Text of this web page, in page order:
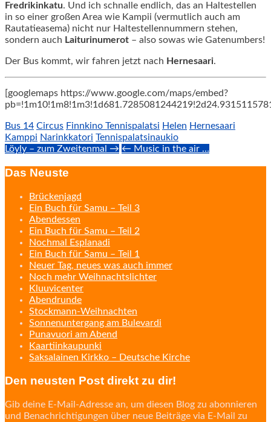
Fredrikinkatu. Und ich schnalle endlich, das an Haltestellen
in so einer großen Area wie Kampii (vermutlich auch am
Rautatieasema) nicht nur Haltestellennummern stehen,
sondern auch Laiturinumerot – also sowas wie Gatenumbers!
Der Bus kommt, wir fahren jetzt nach Hernesaari.
[googlemaps https://www.google.com/maps/embed?
Bus 14 Circus Finnkino Tennispalatsi Helen Hernesaari
Kamppi Narinkkatori Tennispalatsinaukio
Post
navigation
Löyly – zum Zweitenmal → ← Music in the air …
Das Neuste
Brückenjagd
Ein Buch für Samu – Teil 3
Abendessen
Ein Buch für Samu – Teil 2
Nochmal Esplanadi
Ein Buch für Samu – Teil 1
Neuer Tag, neues was auch immer
Noch mehr Weihnachtslichter
Kluuvicenter
Abendrunde
Stockmann-Weihnachten
Sonnenuntergang am Bulevardi
Punavuori am Abend
Kaartiinkaupunki
Saksalainen Kirkko – Deutsche Kirche
Den neusten Post direkt zu dir!
Gib deine E-Mail-Adresse an, um diesen Blog zu abonnieren
und Benachrichtigungen über neue Beiträge via E-Mail zu